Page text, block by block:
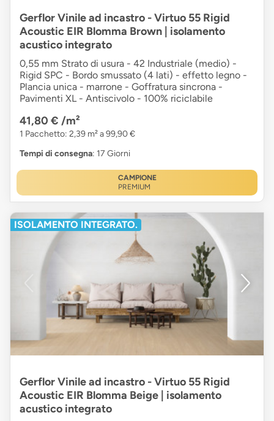
Gerflor Vinile ad incastro - Virtuo 55 Rigid
Acoustic EIR Blomma Brown | isolamento
acustico integrato
0,55 mm Strato di usura - 42 Industriale (medio) -
Rigid SPC - Bordo smussato (4 lati) - effetto legno -
Plancia unica - marrone - Goffratura sincrona -
Pavimenti XL - Antiscivolo - 100% riciclabile
41,80 € /m²
1 Pacchetto: 2,39 m² a 99,90 €
Tempi di consegna: 17 Giorni
CAMPIONE
PREMIUM
ISOLAMENTO INTEGRATO.
Gerflor Vinile ad incastro - Virtuo 55 Rigid
Acoustic EIR Blomma Beige | isolamento
acustico integrato